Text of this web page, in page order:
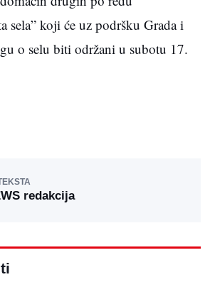
sela” koji će uz podršku Grada i
o selu biti održani u subotu 17.
redakcija